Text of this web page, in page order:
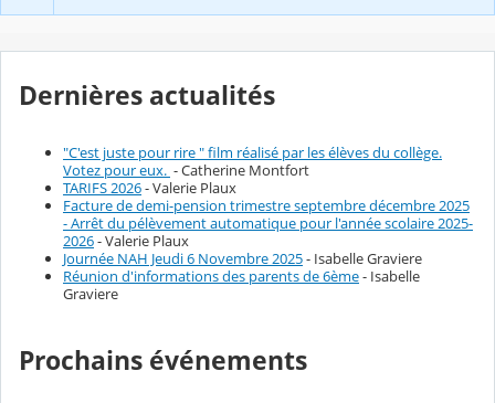
Dernières actualités
"C'est juste pour rire " film réalisé par les élèves du collège.
Votez pour eux. - Catherine Montfort
TARIFS 2026- Valerie Plaux
Facture de demi-pension trimestre septembre décembre 2025
- Arrêt du pélèvement automatique pour l'année scolaire 2025-
2026- Valerie Plaux
Journée NAH Jeudi 6 Novembre 2025- Isabelle Graviere
Réunion d'informations des parents de 6ème- Isabelle
Graviere
Prochains événements